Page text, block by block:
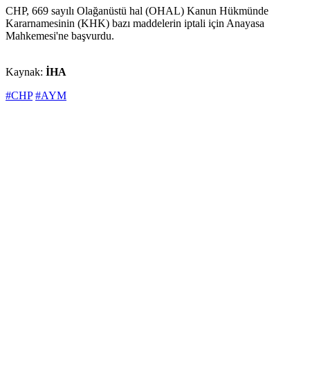
CHP, 669 sayılı Olağanüstü hal (OHAL) Kanun Hükmünde
Kararnamesinin (KHK) bazı maddelerin iptali için Anayasa
Mahkemesi'ne başvurdu.
Kaynak: İHA
#CHP #AYM